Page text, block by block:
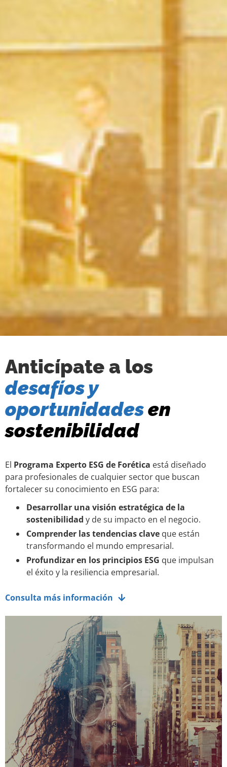
Anticípate a los
desafíos y
oportunidadesen
sostenibilidad
El Programa Experto ESG de Forética está diseñado
para profesionales de cualquier sector que buscan
fortalecer su conocimiento en ESG para:
Desarrollar una visión estratégica de la
sostenibilidad y de su impacto en el negocio.
Comprender las tendencias clave que están
transformando el mundo empresarial.
Profundizar en los principios ESG que impulsan
el éxito y la resiliencia empresarial.
Consulta más información